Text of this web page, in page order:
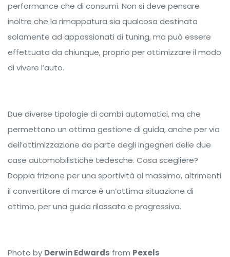
performance che di consumi. Non si deve pensare
inoltre che la rimappatura sia qualcosa destinata
solamente ad appassionati di tuning, ma può essere
effettuata da chiunque, proprio per ottimizzare il modo
di vivere l’auto.
Due diverse tipologie di cambi automatici, ma che
permettono un ottima gestione di guida, anche per via
dell’ottimizzazione da parte degli ingegneri delle due
case automobilistiche tedesche. Cosa scegliere?
Doppia frizione per una sportività al massimo, altrimenti
il convertitore di marce è un’ottima situazione di
ottimo, per una guida rilassata e progressiva.
Photo by Derwin Edwards from Pexels